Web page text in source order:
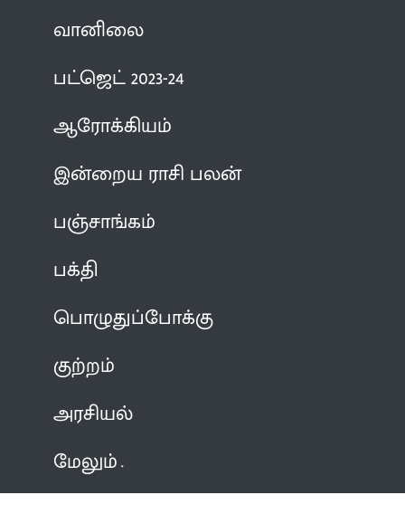
வானிலை
பட்ஜெட் 2023-24
ஆரோக்கியம்
இன்றைய ராசி பலன்
பஞ்சாங்கம்
பக்தி
பொழுதுப்போக்கு
குற்றம்
அரசியல்
மேலும்